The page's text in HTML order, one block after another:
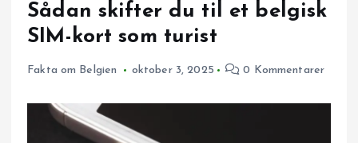
Sådan skifter du til et belgisk
SIM-kort som turist
Fakta om Belgien oktober 3, 2025 0 Kommentarer